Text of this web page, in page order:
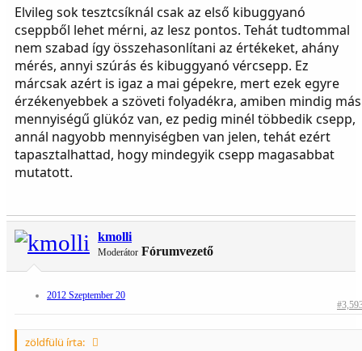
Úgy vélem, hogy ha valaki összehasonlítani szeretne, akkor azt csak
ugyanabból a mintából van értelme, úgy, hogy lehetőleg ne teljen el
sok idő a két mérés között. Valamint érdemes egyszerre legalább 3-
at, 4-et mérni, hogy látszódjon, hogy mennyire stabil az eredmény.
Egy másik észrevétel:
Az Ideál Tesztcsík no-kódos rendszerű, azaz nincs minden egyes
dobozhoz külön kód, csak egy univerzális. Viszont a doboz oldalán
fel van tüntetve, hogy a kontroll oldattal milyen eredményt kell
adjon. Ezek a határok a különböző lejárai idejű dobozokon eltérnek.
Azaz nem lesznek egyformán pontosak. De persze az előíráson belül
maradnak, ami elvileg 20%.
Zöldfülü
Elvileg sok tesztcsíknál csak az első kibuggyanó
cseppből lehet mérni, az lesz pontos. Tehát tudtommal
nem szabad így összehasonlítani az értékeket, ahány
mérés, annyi szúrás és kibuggyanó vércsepp. Ez
márcsak azért is igaz a mai gépekre, mert ezek egyre
érzékenyebbek a szöveti folyadékra, amiben mindig más
mennyiségű glükóz van, ez pedig minél többedik csepp,
annál nagyobb mennyiségben van jelen, tehát ezért
tapasztalhattad, hogy mindegyik csepp magasabbat
mutatott.
kmolli
Moderátor Fórumvezető
2012 Szeptember 20
zöldfülü írta: